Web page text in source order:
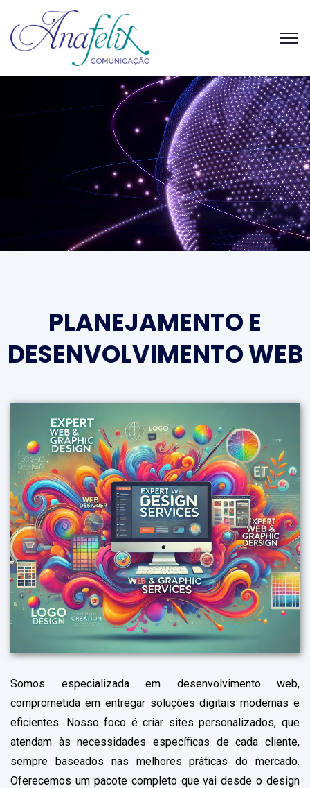
PLANEJAMENTO E
DESENVOLVIMENTO WEB
Somos especializada em desenvolvimento web,
comprometida em entregar soluções digitais modernas e
eficientes. Nosso foco é criar sites personalizados, que
atendam às necessidades específicas de cada cliente,
sempre baseados nas melhores práticas do mercado.
Oferecemos um pacote completo que vai desde o design